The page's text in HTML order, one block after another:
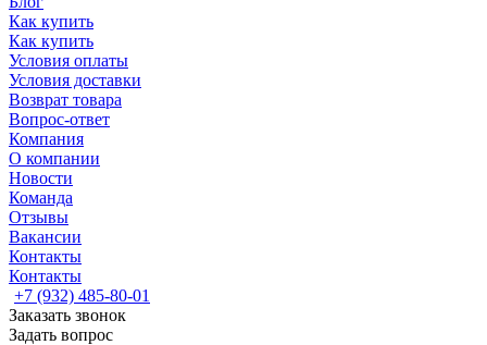
Как купить
Как купить
Условия оплаты
Условия доставки
Возврат товара
Вопрос-ответ
Компания
О компании
Новости
Команда
Отзывы
Вакансии
Контакты
Контакты
+7 (932) 485-80-01
Заказать звонок
Задать вопрос